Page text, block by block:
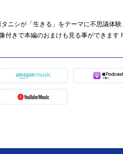
ニシが「生きる」をテーマに不思議体
付きで本編のおまけも見る事ができま